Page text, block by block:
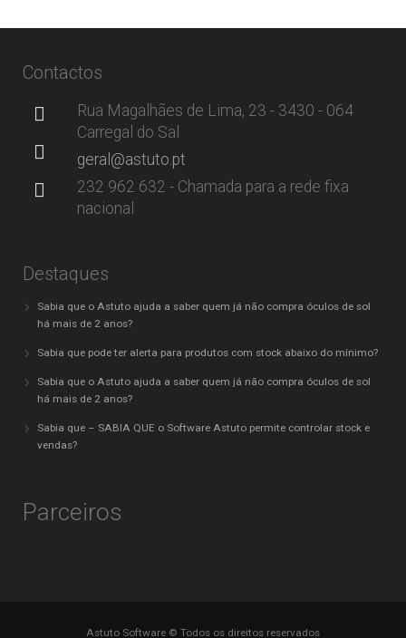
Contactos
Rua Magalhães de Lima, 23 - 3430 - 064
Carregal do Sal
geral@astuto.pt
232 962 632 - Chamada para a rede fixa
nacional
Destaques
Sabia que o Astuto ajuda a saber quem já não compra óculos de sol
há mais de 2 anos?
Sabia que pode ter alerta para produtos com stock abaixo do mínimo?
Sabia que o Astuto ajuda a saber quem já não compra óculos de sol
há mais de 2 anos?
Sabia que – SABIA QUE o Software Astuto permite controlar stock e
vendas?
Parceiros
Astuto Software © Todos os direitos reservados